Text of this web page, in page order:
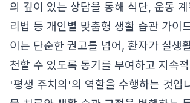
의 깊이 있는 상담을 통해 식단, 운동
리법 등 개인별 맞춤형 생활 습관 가이
이는 단순한 권고를 넘어, 환자가 실생
천할 수 있도록 동기를 부여하고 지속
'평생 주치의'의 역할을 수행하는 것입